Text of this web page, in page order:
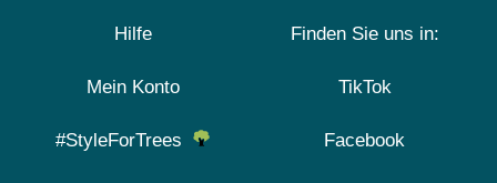
Hilfe
Mein Konto
#StyleForTrees
Finden Sie uns in:
TikTok
Facebook